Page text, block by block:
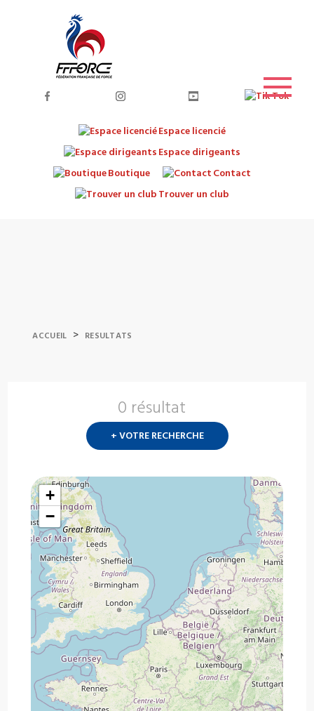
Espace licencié
Espace dirigeants
Boutique
Contact
Trouver un club
ACCUEIL > RESULTATS
0 résultat
+ VOTRE RECHERCHE
+
−